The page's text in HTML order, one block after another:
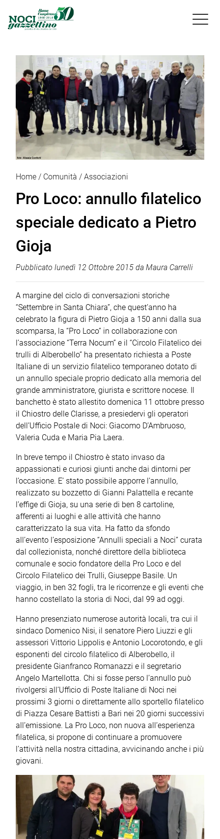

Home Comunità Associazioni
Pro Loco: annullo filatelico
speciale dedicato a Pietro
Gioja
Pubblicato lunedì 12 Ottobre 2015 da Maura Carrelli
A margine del ciclo di conversazioni storiche
“Settembre in Santa Chiara”, che quest’anno ha
celebrato la figura di Pietro Gioja a 150 anni dalla sua
scomparsa, la “Pro Loco” in collaborazione con
l’associazione “Terra Nocum” e il “Circolo Filatelico dei
trulli di Alberobello” ha presentato richiesta a Poste
Italiane di un servizio filatelico temporaneo dotato di
un annullo speciale proprio dedicato alla memoria del
grande amministratore, giurista e scrittore nocese. Il
banchetto è stato allestito domenica 11 ottobre presso
il Chiostro delle Clarisse, a presiedervi gli operatori
dell’Ufficio Postale di Noci: Giacomo D’Ambruoso,
Valeria Cuda e Maria Pia Laera.
In breve tempo il Chiostro è stato invaso da
appassionati e curiosi giunti anche dai dintorni per
l’occasione. E’ stato possibile apporre l’annullo,
realizzato su bozzetto di Gianni Palattella e recante
l’effige di Gioja, su una serie di ben 8 cartoline,
afferenti ai luoghi e alle attività che hanno
caratterizzato la sua vita. Ha fatto da sfondo
all’evento l’esposizione “Annulli speciali a Noci” curata
dal collezionista, nonché direttore della biblioteca
comunale e socio fondatore della Pro Loco e del
Circolo Filatelico dei Trulli, Giuseppe Basile. Un
viaggio, in ben 32 fogli, tra le ricorrenze e gli eventi che
hanno costellato la storia di Noci, dal 99 ad oggi.
Hanno presenziato numerose autorità locali, tra cui il
sindaco Domenico Nisi, il senatore Piero Liuzzi e gli
assessori Vittorio Lippolis e Antonio Locorotondo, e gli
esponenti del circolo filatelico di Alberobello, il
presidente Gianfranco Romanazzi e il segretario
Angelo Martellotta. Chi si fosse perso l’annullo può
rivolgersi all’Ufficio di Poste Italiane di Noci nei
prossimi 3 giorni o direttamente allo sportello filatelico
di Piazza Cesare Battisti a Bari nei 20 giorni successivi
all’emissione. La Pro Loco, non nuova all’esperienza
filatelica, si propone di continuare a promuovere
l’attività nella nostra cittadina, avvicinando anche i più
giovani.